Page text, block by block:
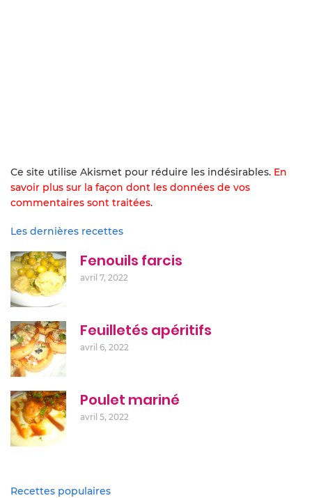
Ce site utilise Akismet pour réduire les indésirables. En
savoir plus sur la façon dont les données de vos
commentaires sont traitées.
Les dernières recettes
Fenouils farcis
avril 7, 2022
Feuilletés apéritifs
avril 6, 2022
Poulet mariné
avril 5, 2022
Recettes populaires